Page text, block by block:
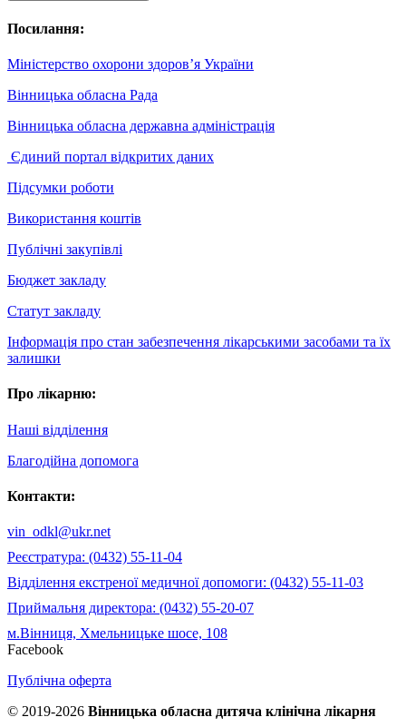
Посилання:
Міністерство охорони здоров’я України
Вінницька обласна Рада
Вінницька обласна державна адміністрація
Єдиний портал відкритих даних
Підсумки роботи
Використання коштів
Публічні закупівлі
Бюджет закладу
Статут закладу
Інформація про стан забезпечення лікарськими засобами та їх
залишки
Про лікарню:
Наші відділення
Благодійна допомога
Контакти:
vin_odkl@ukr.net
Реєстратура: (0432) 55-11-04
Відділення екстреної медичної допомоги: (0432) 55-11-03
Приймальня директора: (0432) 55-20-07
м.Вінниця, Хмельницьке шосе, 108
Facebook
Публічна оферта
© 2019-2026 Вінницька обласна дитяча клінічна лікарня